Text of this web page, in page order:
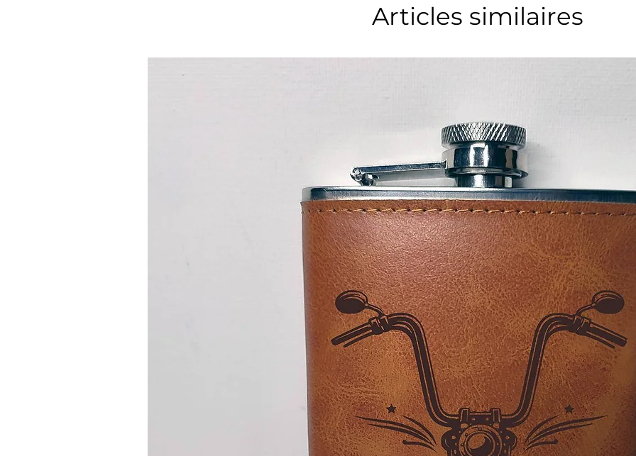
Articles similaires